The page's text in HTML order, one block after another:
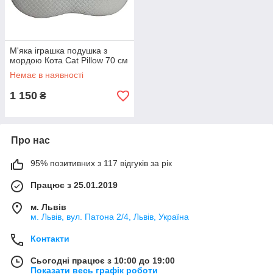
М'яка іграшка подушка з
мордою Кота Cat Pillow 70 см
Немає в наявності
1 150 ₴
Про нас
95% позитивних з 117 відгуків за рік
Працює з 25.01.2019
м. Львів
м. Львів, вул. Патона 2/4, Львів, Україна
Контакти
Сьогодні працює з 10:00 до 19:00
Показати весь графік роботи